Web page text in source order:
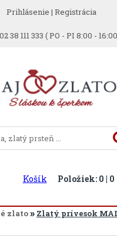
Prihlásenie | Registrácia
02 38 111 333 ( PO - PI 8:00 -
Košík Položiek: 0 | 0
zlato» Zlatý prívesok